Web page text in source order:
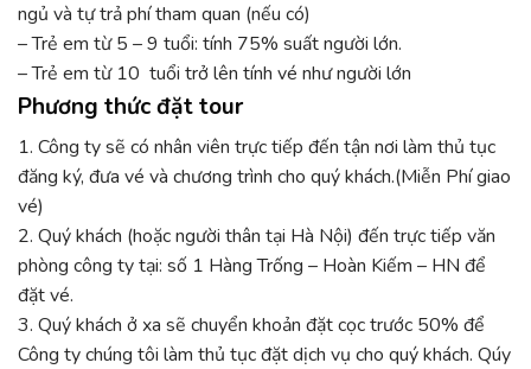
ngủ và tự trả phí tham quan (nếu có)
– Trẻ em từ 5 – 9 tuổi: tính 75% suất người lớn.
– Trẻ em từ 10 tuổi trở lên tính vé như người lớn
Phương thức đặt tour
1. Công ty sẽ có nhân viên trực tiếp đến tận nơi làm thủ tục
đăng ký, đưa vé và chương trình cho quý khách.(Miễn Phí giao
vé)
2. Quý khách (hoặc người thân tại Hà Nội) đến trực tiếp văn
phòng công ty tại: số 1 Hàng Trống – Hoàn Kiếm – HN để
đặt vé.
3. Quý khách ở xa sẽ chuyển khoản đặt cọc trước 50% để
Công ty chúng tôi làm thủ tục đặt dịch vụ cho quý khách. Qúy